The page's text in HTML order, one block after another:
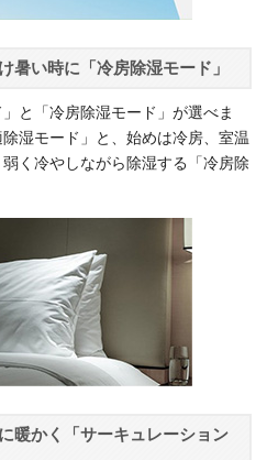
暑い時に「冷房除湿モード」
と「冷房除湿モード」が選べま
湿モード」と、始めは冷房、室温
く冷やしながら除湿する「冷房除
暖かく「サーキュレーション